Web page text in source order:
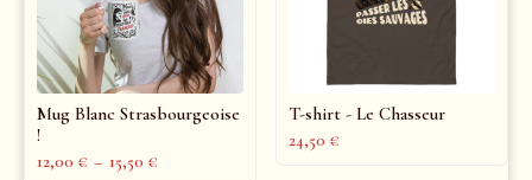
Mug Blanc Strasbourgeoise
!
12,00 € – 15,50 €
T-shirt - Le Chasseur
24,50 €